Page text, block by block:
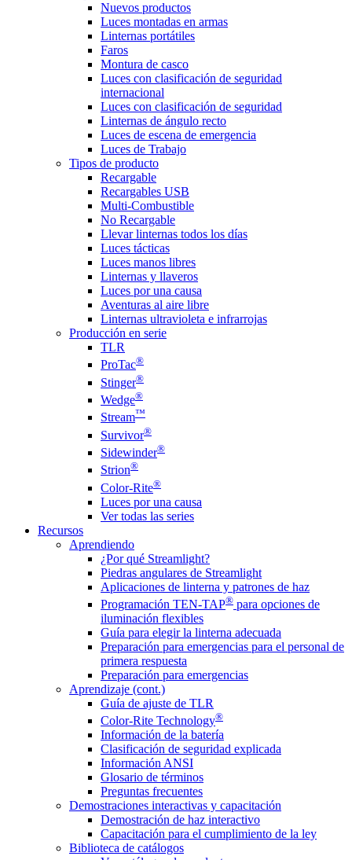
Nuevos productos
Luces montadas en armas
Linternas portátiles
Faros
Montura de casco
Luces con clasificación de seguridad
internacional
Luces con clasificación de seguridad
Linternas de ángulo recto
Luces de escena de emergencia
Luces de Trabajo
Tipos de producto
Recargable
Recargables USB
Multi-Combustible
No Recargable
Llevar linternas todos los días
Luces tácticas
Luces manos libres
Linternas y llaveros
Luces por una causa
Aventuras al aire libre
Linternas ultravioleta e infrarrojas
Producción en serie
TLR
ProTac®
Stinger®
Wedge®
Stream™
Survivor®
Sidewinder®
Strion®
Color-Rite®
Luces por una causa
Ver todas las series
Recursos
Aprendiendo
¿Por qué Streamlight?
Piedras angulares de Streamlight
Aplicaciones de linterna y patrones de haz
Programación TEN-TAP® para opciones de
iluminación flexibles
Guía para elegir la linterna adecuada
Preparación para emergencias para el personal de
primera respuesta
Preparación para emergencias
Aprendizaje (cont.)
Guía de ajuste de TLR
Color-Rite Technology®
Información de la batería
Clasificación de seguridad explicada
Información ANSI
Glosario de términos
Preguntas frecuentes
Demostraciones interactivas y capacitación
Demostración de haz interactivo
Capacitación para el cumplimiento de la ley
Biblioteca de catálogos